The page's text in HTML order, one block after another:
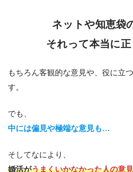
ネットや知恵袋
それって本当に
もちろん客観的な意見や、役に立
す。
でも、
中には偏見や極端な意見も…
そしてなにより、
婚活がうまくいかなかった人の意見